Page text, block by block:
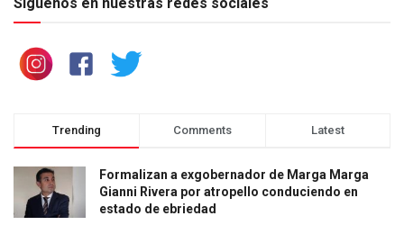
Trending Comments Latest
Formalizan a exgobernador de Marga Marga
Gianni Rivera por atropello conduciendo en
estado de ebriedad